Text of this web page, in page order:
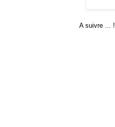
A suivre ... !